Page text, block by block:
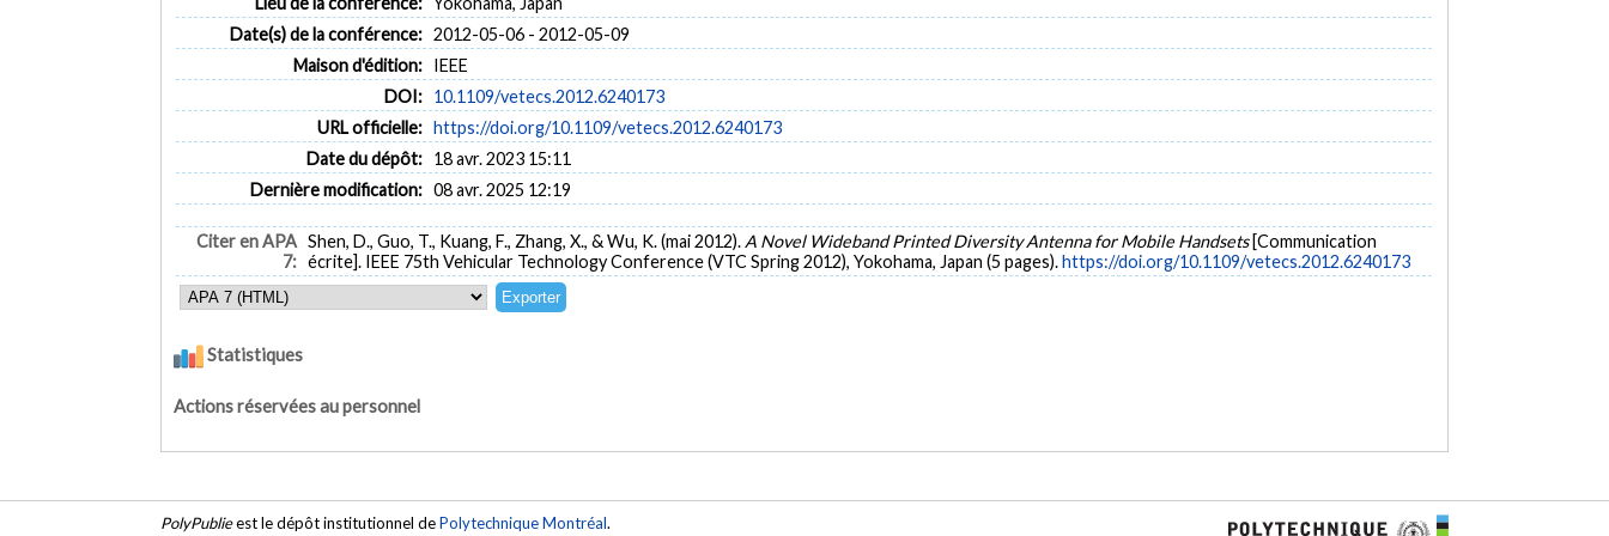
Date(s) de la conférence: 2012-05-06 - 2012-05-09
Maison d'édition: IEEE
DOI: 10.1109/vetecs.2012.6240173
URL officielle: https://doi.org/10.1109/vetecs.2012.6240173
Date du dépôt: 18 avr. 2023 15:11
Dernière modification: 08 avr. 2025 12:19
Citer en APA
7:
Shen, D., Guo, T., Kuang, F., Zhang, X., & Wu, K. (mai 2012). A Novel Wideband Printed Diversity Antenna for Mobile Handsets [Communication
écrite]. IEEE 75th Vehicular Technology Conference (VTC Spring 2012), Yokohama, Japan (5 pages).https://doi.org/10.1109/vetecs.2012.6240173
Statistiques
Actions réservées au personnel
PolyPublieest le dépôt institutionnel dePolytechnique Montréal.